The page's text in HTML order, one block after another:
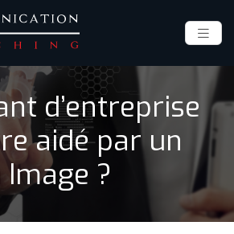
d’entreprise
aidé par un
Image ?